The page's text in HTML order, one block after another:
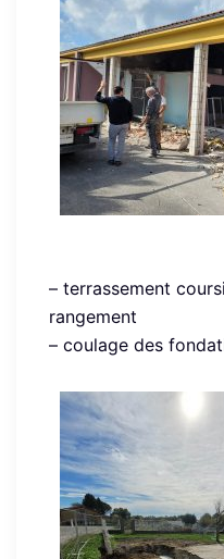
– terrassement
rangement
– coulage des